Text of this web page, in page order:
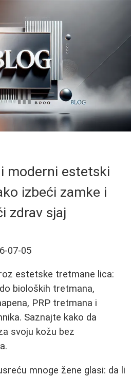
moderni estetski
izbeći zamke i
zdrav sjaj
07-05
estetske tretmane lica:
bioloških tretmana,
PRP tretmana i
Saznajte kako da
svoju kožu bez
mnoge žene glasi: da li